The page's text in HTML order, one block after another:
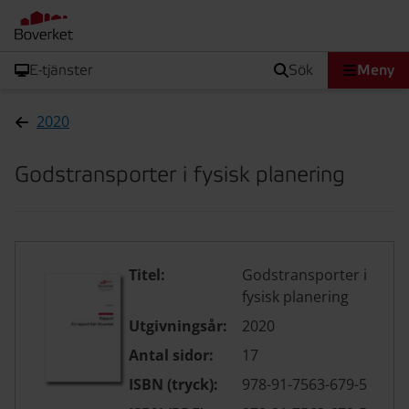
E-tjänster sök Meny
2020
Godstransporter i fysisk planering
Titel:
Godstransporter i
fysisk planering
Utgivningsår:
2020
Antal sidor:
17
ISBN (tryck):
978-91-7563-679-5